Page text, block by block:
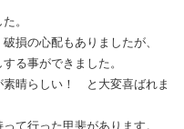
。
損の心配もありましたが、
る事ができました。
素晴らしい！ と大変喜ばれま
て行った甲斐があります。